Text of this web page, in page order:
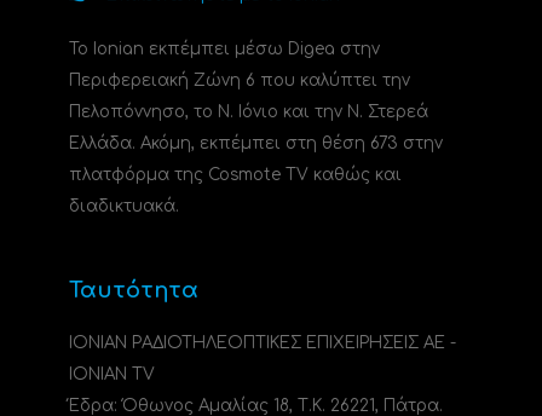
Το Ionian εκπέμπει μέσω Digea στην
Περιφερειακή Ζώνη 6 που καλύπτει την
Πελοπόννησο, το N. Ιόνιο και την Ν. Στερεά
Ελλάδα. Ακόμη, εκπέμπει στη θέση 673 στην
πλατφόρμα της Cosmote TV καθώς και
διαδικτυακά.
Ταυτότητα
ΙΟΝΙΑΝ ΡΑΔΙΟΤΗΛΕΟΠΤΙΚΕΣ ΕΠΙΧΕΙΡΗΣΕΙΣ ΑΕ -
IONIAN TV
Έδρα: Όθωνος Αμαλίας 18, Τ.Κ. 26221, Πάτρα.